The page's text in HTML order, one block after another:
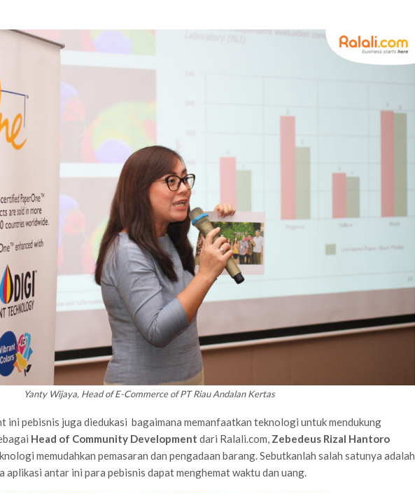
Yanty Wijaya, Head of E-Commerce of PT Riau Andalan Kertas
ini pebisnis juga diedukasi bagaimana memanfaatkan teknologi untuk mendukung
Head of Community Development dari Ralali.com, Zebedeus Rizal Hantoro
memudahkan pemasaran dan pengadaan barang. Sebutkanlah salah satunya adalah
aplikasi antar ini para pebisnis dapat menghemat waktu dan uang.